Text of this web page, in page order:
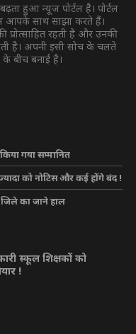
हुआ न्यूज पोर्टल है। पोर्टल
आपके साथ साझा करते हैं।
प्रोत्साहित रहती है और उनकी
है। अपनी इसी सोच के चलते
बीच बनाई है।
गया सम्मानित
को नोटिस और कई होंगे बंद !
का जाने हाल
स्कूल शिक्षकों को
!